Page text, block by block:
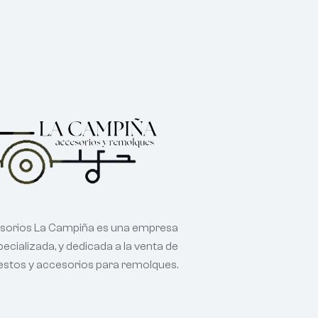
La Campiña es una empresa
y dedicada a la venta de
y accesorios para remolques.